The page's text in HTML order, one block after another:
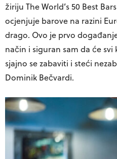
žiriju The World’s 50 Best
ocjenjuje barove na razini
drago. Ovo je prvo
način i siguran sam da će
sjajno se zabaviti i steći
Dominik Bečvardi.